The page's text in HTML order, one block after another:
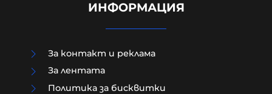
ИНФОРМАЦИЯ
За контакт и реклама
За лентата
Политика за бисквитки